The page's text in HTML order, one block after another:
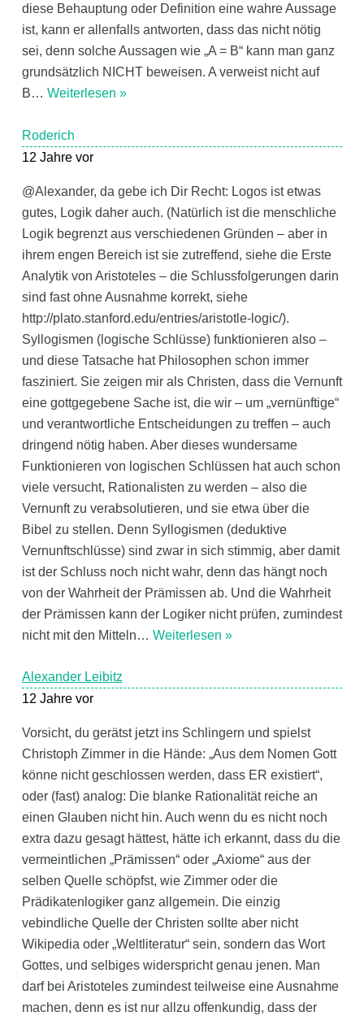
diese Behauptung oder Definition eine wahre Aussage
ist, kann er allenfalls antworten, dass das nicht nötig
sei, denn solche Aussagen wie „A = B“ kann man ganz
grundsätzlich NICHT beweisen. A verweist nicht auf
B… Weiterlesen »
Roderich
12 Jahre vor
@Alexander, da gebe ich Dir Recht: Logos ist etwas
gutes, Logik daher auch. (Natürlich ist die menschliche
Logik begrenzt aus verschiedenen Gründen – aber in
ihrem engen Bereich ist sie zutreffend, siehe die Erste
Analytik von Aristoteles – die Schlussfolgerungen darin
sind fast ohne Ausnahme korrekt, siehe
http://plato.stanford.edu/entries/aristotle-logic/).
Syllogismen (logische Schlüsse) funktionieren also –
und diese Tatsache hat Philosophen schon immer
fasziniert. Sie zeigen mir als Christen, dass die Vernunft
eine gottgegebene Sache ist, die wir – um „vernünftige“
und verantwortliche Entscheidungen zu treffen – auch
dringend nötig haben. Aber dieses wundersame
Funktionieren von logischen Schlüssen hat auch schon
viele versucht, Rationalisten zu werden – also die
Vernunft zu verabsolutieren, und sie etwa über die
Bibel zu stellen. Denn Syllogismen (deduktive
Vernunftschlüsse) sind zwar in sich stimmig, aber damit
ist der Schluss noch nicht wahr, denn das hängt noch
von der Wahrheit der Prämissen ab. Und die Wahrheit
der Prämissen kann der Logiker nicht prüfen, zumindest
nicht mit den Mitteln… Weiterlesen »
Alexander Leibitz
12 Jahre vor
Vorsicht, du gerätst jetzt ins Schlingern und spielst
Christoph Zimmer in die Hände: „Aus dem Nomen Gott
könne nicht geschlossen werden, dass ER existiert“,
oder (fast) analog: Die blanke Rationalität reiche an
einen Glauben nicht hin. Auch wenn du es nicht noch
extra dazu gesagt hättest, hätte ich erkannt, dass du die
vermeintlichen „Prämissen“ oder „Axiome“ aus der
selben Quelle schöpfst, wie Zimmer oder die
Prädikatenlogiker ganz allgemein. Die einzig
vebindliche Quelle der Christen sollte aber nicht
Wikipedia oder „Weltliteratur“ sein, sondern das Wort
Gottes, und selbiges widerspricht genau jenen. Man
darf bei Aristoteles zumindest teilweise eine Ausnahme
machen, denn es ist nur allzu offenkundig, dass der